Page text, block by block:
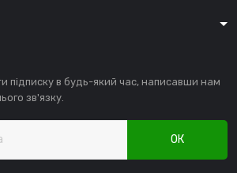
підписку в будь-який час, написавши нам
зв'язку.
ОК